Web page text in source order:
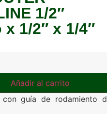
1/2″
1/2″ x 1/4″
Añadir al carrito
guía de rodamiento